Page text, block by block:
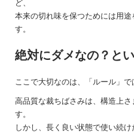
ど、
本来の切れ味を保つためには用
す。
絶対にダメなの？と
ここで大切なのは、「ルール」で
高品質な裁ちばさみは、構造上
す。
しかし、長く良い状態で使い続